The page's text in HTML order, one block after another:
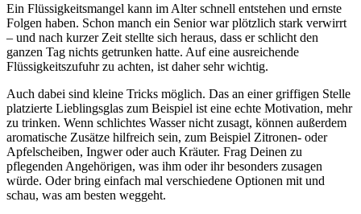
Ein Flüssigkeitsmangel kann im Alter schnell entstehen und ernste
Folgen haben. Schon manch ein Senior war plötzlich stark verwirrt
– und nach kurzer Zeit stellte sich heraus, dass er schlicht den
ganzen Tag nichts getrunken hatte. Auf eine ausreichende
Flüssigkeitszufuhr zu achten, ist daher sehr wichtig.
Auch dabei sind kleine Tricks möglich. Das an einer griffigen Stelle
platzierte Lieblingsglas zum Beispiel ist eine echte Motivation, mehr
zu trinken. Wenn schlichtes Wasser nicht zusagt, können außerdem
aromatische Zusätze hilfreich sein, zum Beispiel Zitronen- oder
Apfelscheiben, Ingwer oder auch Kräuter. Frag Deinen zu
pflegenden Angehörigen, was ihm oder ihr besonders zusagen
würde. Oder bring einfach mal verschiedene Optionen mit und
schau, was am besten weggeht.